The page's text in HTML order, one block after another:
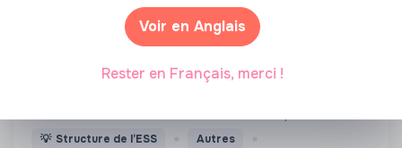
COOPÉRATIVE BIOCOOP
biocoop - haute-corse
défend LA bio : une agriculture biologique,
💡 Structure de l’ESS Autres
Voir en Anglais
Rester en Français, merci !